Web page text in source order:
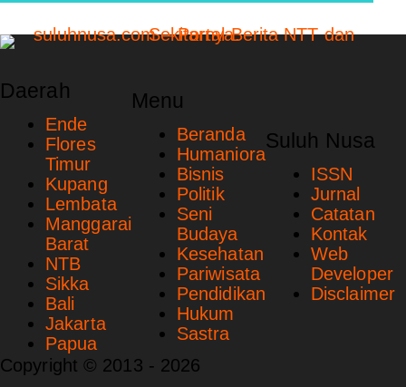
Daerah
Ende
Flores
Timur
Kupang
Lembata
Manggarai
Barat
NTB
Sikka
Bali
Jakarta
Papua
Menu
Beranda
Humaniora
Bisnis
Politik
Seni
Budaya
Kesehatan
Pariwisata
Pendidikan
Hukum
Sastra
Suluh Nusa
ISSN
Jurnal
Catatan
Kontak
Web
Developer
Disclaimer
Copyright © 2013 - 2026